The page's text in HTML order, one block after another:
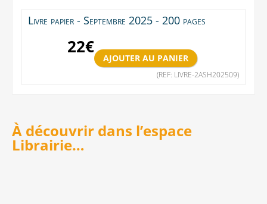
Livre papier - Septembre 2025 - 200 pages
22€
(REF: LIVRE-2ASH202509)
À découvrir dans l’espace
Librairie…